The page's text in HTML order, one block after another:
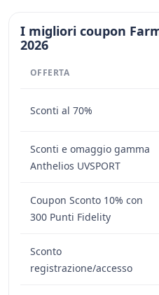
I migliori coupon
2026
OFFERTA
Sconti al 70%
Sconti e omaggio gamma
Anthelios UVSPORT
Coupon Sconto 10% con
300 Punti Fidelity
Sconto
registrazione/accesso